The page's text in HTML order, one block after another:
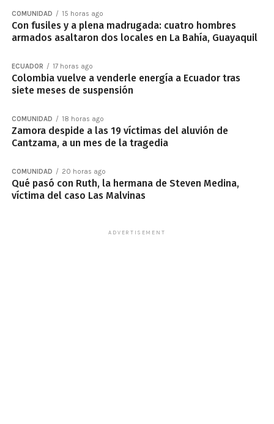
COMUNIDAD 15 horas ago
Con fusiles y a plena madrugada: cuatro hombres
armados asaltaron dos locales en La Bahía, Guayaquil
ECUADOR 17 horas ago
Colombia vuelve a venderle energía a Ecuador tras
siete meses de suspensión
COMUNIDAD 18 horas ago
Zamora despide a las 19 víctimas del aluvión de
Cantzama, a un mes de la tragedia
COMUNIDAD 20 horas ago
Qué pasó con Ruth, la hermana de Steven Medina,
víctima del caso Las Malvinas
ADVERTISEMENT